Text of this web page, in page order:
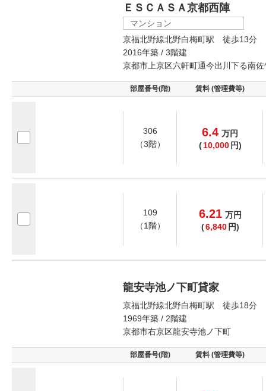
ＥＳＣＡＳＡ京都西陣
マンション
京福北野線北野白梅町駅 徒歩13分
2016年築 / 3階建
京都市上京区六軒町通今出川下る南佐
部屋番号(階) 賃料 (管理費等)
306
（3階）
6.4 万円
(10,000 円)
109
（1階）
6.21 万円
(6,840 円)
龍安寺池ノ下町貸家
京福北野線北野白梅町駅 徒歩18分
1969年築 / 2階建
京都市右京区龍安寺池ノ下町
部屋番号(階) 賃料 (管理費等)